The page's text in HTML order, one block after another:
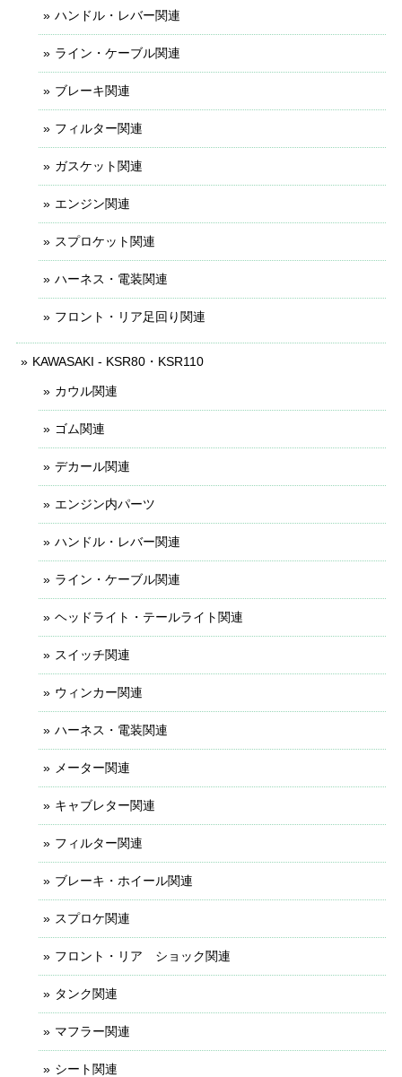
ハンドル・レバー関連
ライン・ケーブル関連
ブレーキ関連
フィルター関連
ガスケット関連
エンジン関連
スプロケット関連
ハーネス・電装関連
フロント・リア足回り関連
KAWASAKI - KSR80・KSR110
カウル関連
ゴム関連
デカール関連
エンジン内パーツ
ハンドル・レバー関連
ライン・ケーブル関連
ヘッドライト・テールライト関連
スイッチ関連
ウィンカー関連
ハーネス・電装関連
メーター関連
キャブレター関連
フィルター関連
ブレーキ・ホイール関連
スプロケ関連
フロント・リア ショック関連
タンク関連
マフラー関連
シート関連